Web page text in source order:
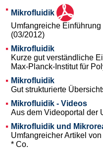
Mikrofluidik
Umfangreiche
(03/2012)
Mikrofluidik
Kurze gut verständliche
Max-Planck-Institut für
Mikrofluidik
Gut strukturierte
Mikrofluidik - Videos
Aus dem Videoportal der
Mikrofluidik und
Umfangreicher Artikel
* Co.